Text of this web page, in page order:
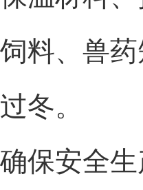
料、兽
冬。
保安全